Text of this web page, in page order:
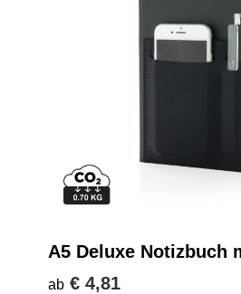
A5 Deluxe Notizbuch
ab € 4,81